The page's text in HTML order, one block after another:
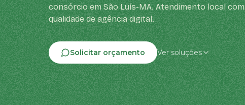
consórcio em São Luís-MA. Atendimento local com
qualidade de agência digital.
Solicitar orçamento Ver soluções